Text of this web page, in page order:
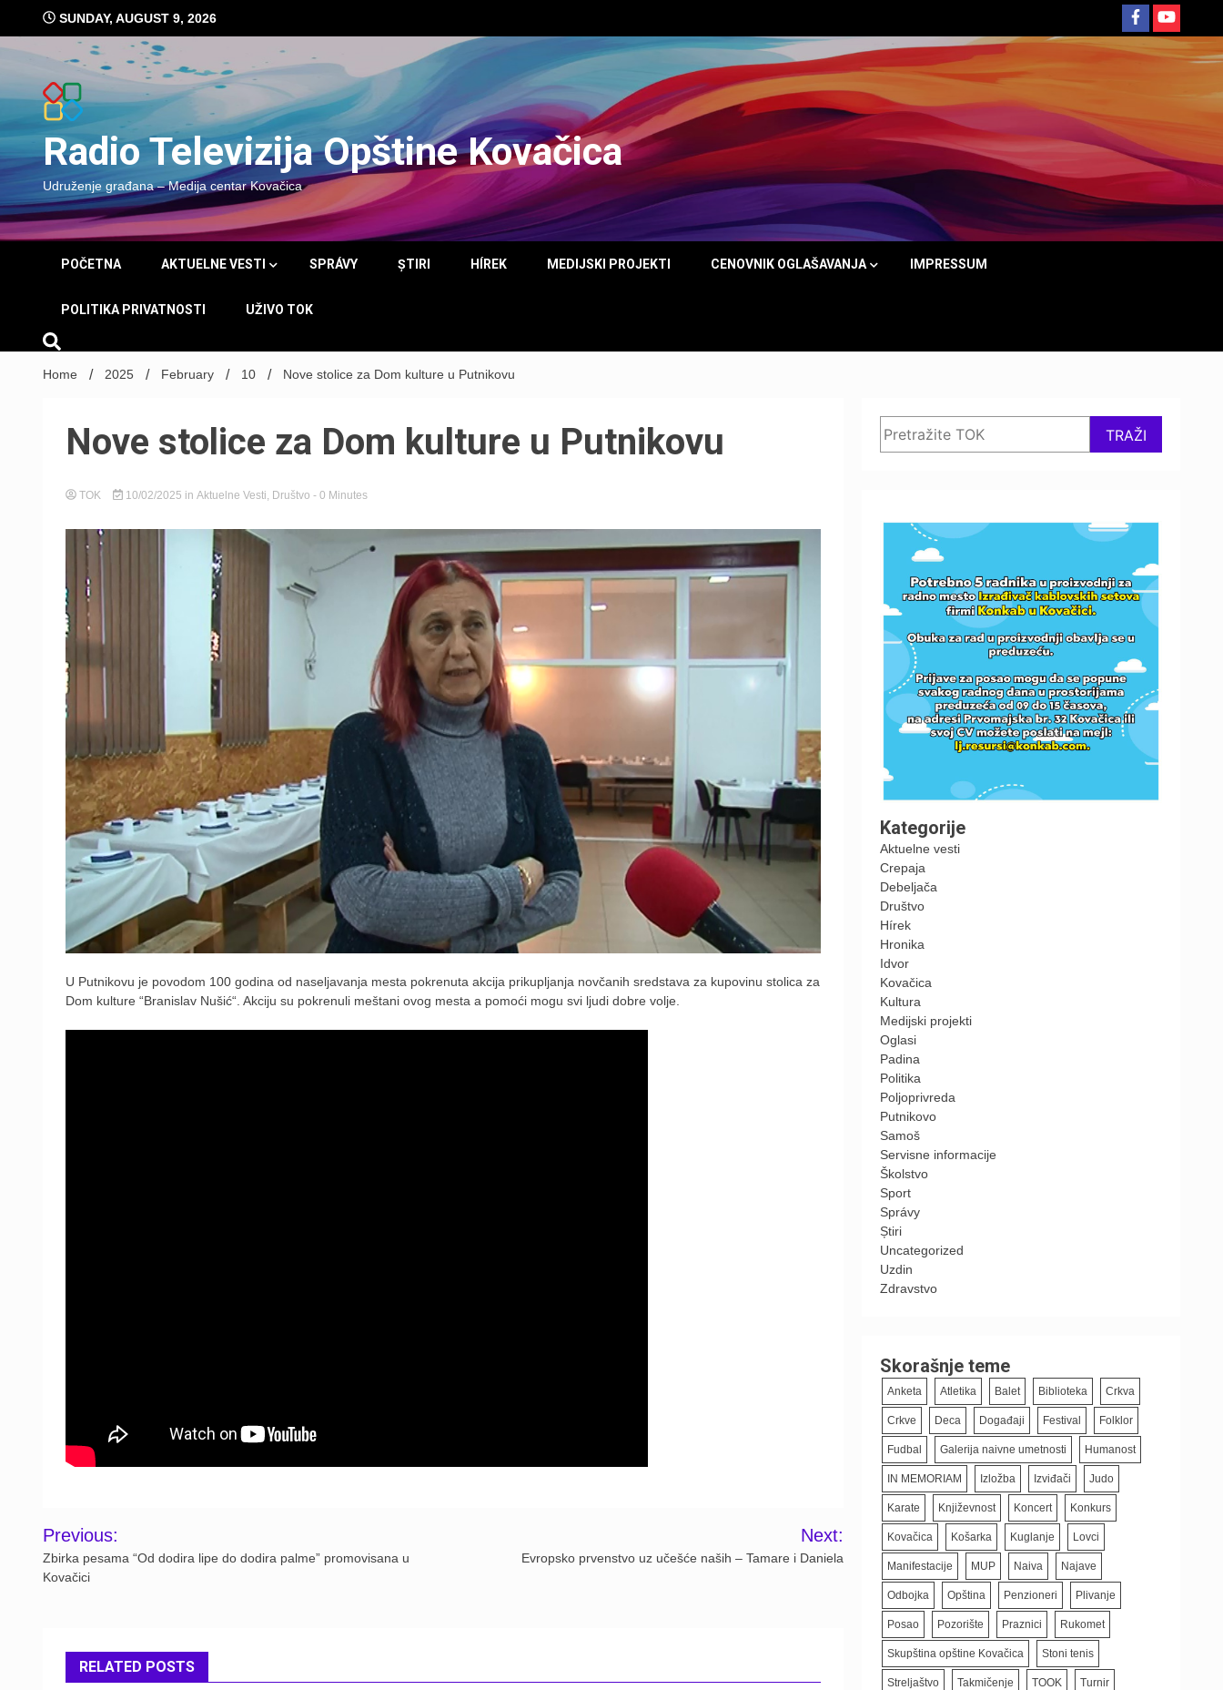
content
SUNDAY, AUGUST 9, 2026
Radio Televizija Opštine Kovačica
Udruženje građana – Medija centar Kovačica
POČETNA AKTUELNE VESTI SPRÁVY ȘTIRI HÍREK MEDIJSKI PROJEKTI CENOVNIK OGLAŠAVANJA IMPRESSUM
POLITIKA PRIVATNOSTI UŽIVO TOK
Home 2025 February 10 Nove stolice za Dom kulture u Putnikovu
Nove stolice za Dom kulture u Putnikovu
TOK 10/02/2025 in Aktuelne Vesti Društvo - 0 Minutes
U Putnikovu je povodom 100 godina od naseljavanja mesta pokrenuta akcija prikupljanja novčanih sredstava za kupovinu stolica za
Dom kulture “Branislav Nušić“. Akciju su pokrenuli meštani ovog mesta a pomoći mogu svi ljudi dobre volje.
Post
navigation
Previous:
Zbirka pesama “Od dodira lipe do dodira palme” promovisana u
Kovačici
Next:
Evropsko prvenstvo uz učešće naših – Tamare i Daniela
RELATED POSTS
TRAŽI
Kategorije
Aktuelne vesti
Crepaja
Debeljača
Društvo
Hírek
Hronika
Idvor
Kovačica
Kultura
Medijski projekti
Oglasi
Padina
Politika
Poljoprivreda
Putnikovo
Samoš
Servisne informacije
Školstvo
Sport
Správy
Știri
Uncategorized
Uzdin
Zdravstvo
Skorašnje teme
Anketa Atletika Balet Biblioteka Crkva
Crkve Deca Događaji Festival Folklor
Fudbal Galerija naivne umetnosti Humanost
IN MEMORIAM Izložba Izviđači Judo
Karate Književnost Koncert Konkurs
Kovačica Košarka Kuglanje Lovci
Manifestacije MUP Naiva Najave
Odbojka Opština Penzioneri Plivanje
Posao Pozorište Praznici Rukomet
Skupština opštine Kovačica Stoni tenis
Streljaštvo Takmičenje TOOK Turnir